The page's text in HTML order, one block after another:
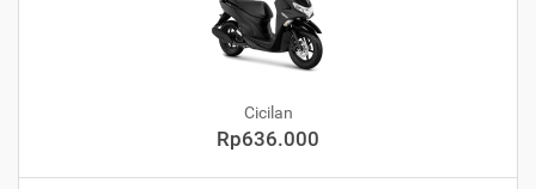
Cicilan
Rp636.000